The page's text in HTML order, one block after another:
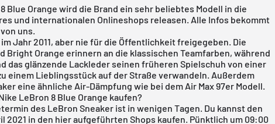
Blue Orange wird die Brand ein sehr beliebtes Modell in die
und internationalen Onlineshops releasen. Alle Infos bekommt
uns.
Jahr 2011, aber nie für die Öffentlichkeit freigegeben. Die
Bright Orange erinnern an die klassischen Teamfarben, während
das glänzende Lackleder seinen früheren Spielschuh von einer
einem Lieblingsstück auf der Straße verwandeln. Außerdem
eine ähnliche Air-Dämpfung wie bei dem Air Max 97er Modell
LeBron 8 Blue Orange kaufen?
des LeBron Sneaker ist in wenigen Tagen. Du kannst den
2021 in den hier aufgeführten Shops kaufen. Pünktlich um 09:00